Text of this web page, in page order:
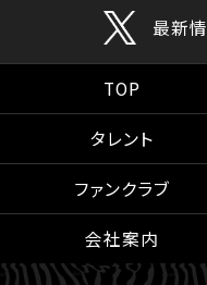
最新
TOP
タレント
ファンクラブ
会社案内